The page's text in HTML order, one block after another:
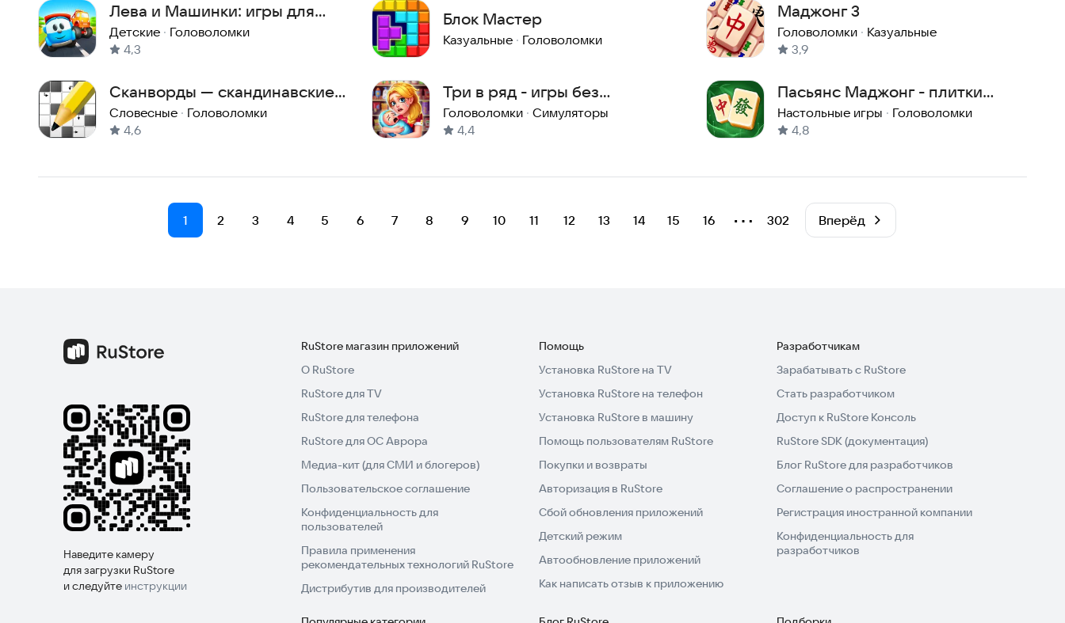
Лева и Машинки: игры для
малышей
Детские · Головоломки
4,3
Блок Мастер
Казуальные · Головоломки
Маджонг 3
Головоломки · Казуальные
3,9
Сканворды — скандинавские
кроссворды
Словесные · Головоломки
4,6
Три в ряд - игры без
интернета
Головоломки · Симуляторы
4,4
Пасьянс Маджонг - плитки
матч головоломка
Настольные игры · Головоломки
4,8
1 2 3 4 5 6 7 8 9 10 11 12 13 14 15 16 ⋯ 302 Вперёд
Наведите камеру
для загрузки RuStore
и следуйте инструкции
RuStore магазин приложений
О RuStore
RuStore для TV
RuStore для телефона
RuStore для ОС Аврора
Медиа-кит (для СМИ и блогеров)
Пользовательское соглашение
Конфиденциальность для
пользователей
Правила применения
рекомендательных технологий RuStore
Дистрибутив для производителей
Помощь
Установка RuStore на TV
Установка RuStore на телефон
Установка RuStore в машину
Помощь пользователям RuStore
Покупки и возвраты
Авторизация в RuStore
Сбой обновления приложений
Детский режим
Автообновление приложений
Как написать отзыв к приложению
Разработчикам
Зарабатывать с RuStore
Стать разработчиком
Доступ к RuStore Консоль
RuStore SDK (документация)
Блог RuStore для разработчиков
Соглашение о распространении
Регистрация иностранной компании
Конфиденциальность для
разработчиков